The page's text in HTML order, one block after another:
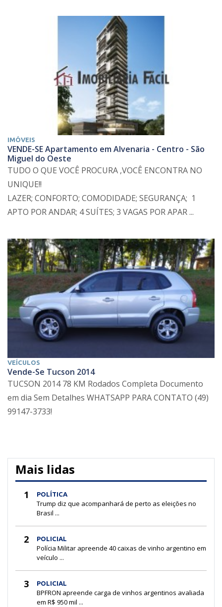
IMÓVEIS
VENDE-SE Apartamento em Alvenaria - Centro - São
Miguel do Oeste
TUDO O QUE VOCÊ PROCURA ,VOCÊ ENCONTRA NO
UNIQUE!!
LAZER; CONFORTO; COMODIDADE; SEGURANÇA; 1
APTO POR ANDAR; 4 SUÍTES; 3 VAGAS POR APAR ...
VEÍCULOS
Vende-Se Tucson 2014
TUCSON 2014 78 KM Rodados Completa Documento
em dia Sem Detalhes WHATSAPP PARA CONTATO (49)
99147-3733!
Mais lidas
1 POLÍTICA
Trump diz que acompanhará de perto as eleições no
Brasil ...
2 POLICIAL
Polícia Militar apreende 40 caixas de vinho argentino em
veículo ...
3 POLICIAL
BPFRON apreende carga de vinhos argentinos avaliada
em R$ 950 mil ...